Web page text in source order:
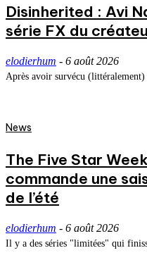
Disinherited : Avi
série FX du
elodierhum - 6 août 2026
Après avoir survécu
News
The Five Star
commande une
de l’été
elodierhum - 6 août 2026
Il y a des séries "limitées" qui